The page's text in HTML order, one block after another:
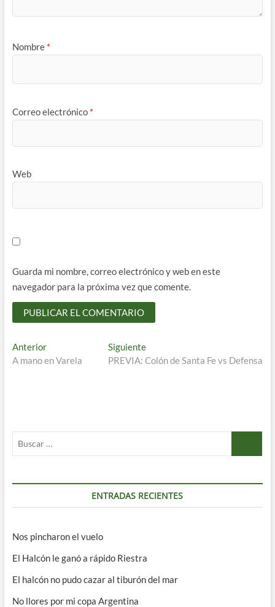
Nombre *
Correo electrónico *
Web
Guarda mi nombre, correo electrónico y web en este
navegador para la próxima vez que comente.
Navegación
de
AnteriorEntrada
anterior:
A mano en Varela
SiguienteEntrada
siguiente:
PREVIA: Colón de Santa Fe vs Defensa
ENTRADAS RECIENTES
Nos pincharon el vuelo
El Halcón le ganó a rápido Riestra
El halcón no pudo cazar al tiburón del mar
No llores por mi copa Argentina